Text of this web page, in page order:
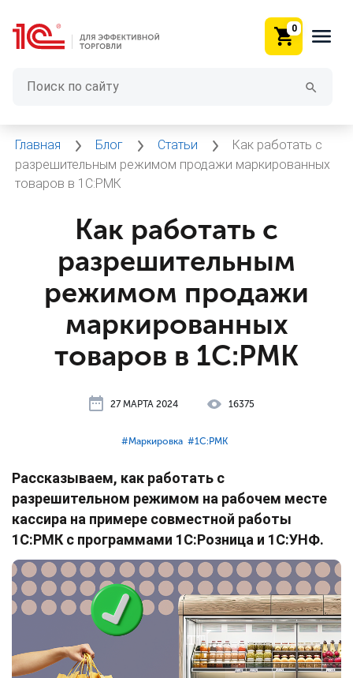
0
Главная Блог Статьи
Как работать с
разрешительным режимом продажи маркированных
товаров в 1С:РМК
Как работать с
разрешительным
режимом продажи
маркированных
товаров в 1С:РМК
27 МАРТА 2024 16375
#⁣Маркировка #⁣1С:РМК
Рассказываем, как работать с
разрешительном режимом на рабочем месте
кассира на примере совместной работы
1С:РМК с программами 1С:Розница и 1С:УНФ.